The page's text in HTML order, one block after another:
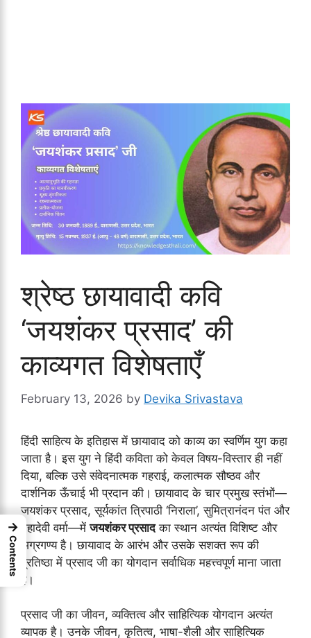
श्रेष्ठ छायावादी कवि
‘जयशंकर प्रसाद’ की
काव्यगत विशेषताएँ
February 13, 2026 by Devika Srivastava
हिंदी साहित्य के इतिहास में छायावाद को काव्य का स्वर्णिम युग कहा
जाता है। इस युग ने हिंदी कविता को केवल विषय-विस्तार ही नहीं
दिया, बल्कि उसे संवेदनात्मक गहराई, कलात्मक सौष्ठव और
दार्शनिक ऊँचाई भी प्रदान की। छायावाद के चार प्रमुख स्तंभों—
जयशंकर प्रसाद, सूर्यकांत त्रिपाठी ‘निराला’, सुमित्रानंदन पंत और
महादेवी वर्मा—मेंजयशंकर प्रसादका स्थान अत्यंत विशिष्ट और
अग्रगण्य है। छायावाद के आरंभ और उसके सशक्त रूप की
प्रतिष्ठा में प्रसाद जी का योगदान सर्वाधिक महत्त्वपूर्ण माना जाता
है।
प्रसाद जी का जीवन, व्यक्तित्व और साहित्यिक योगदान अत्यंत
व्यापक है। उनके जीवन, कृतित्व, भाषा-शैली और साहित्यिक
→
Contents